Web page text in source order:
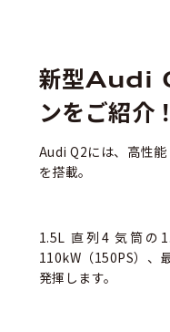
新型Audi
ンをご紹介！
Audi Q2には、高性
を搭載。
1.5L 直列4 気筒の
110kW（150PS）、
発揮します。